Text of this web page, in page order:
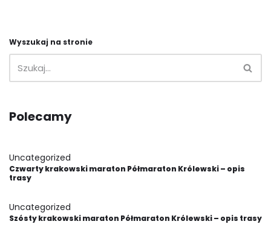
Wyszukaj na stronie
Polecamy
Uncategorized
Czwarty krakowski maraton Półmaraton Królewski – opis
trasy
Uncategorized
Szósty krakowski maraton Półmaraton Królewski – opis trasy